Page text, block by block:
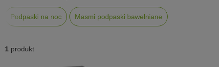
Podpaski na noc Masmi podpaski bawełniane
1 produkt